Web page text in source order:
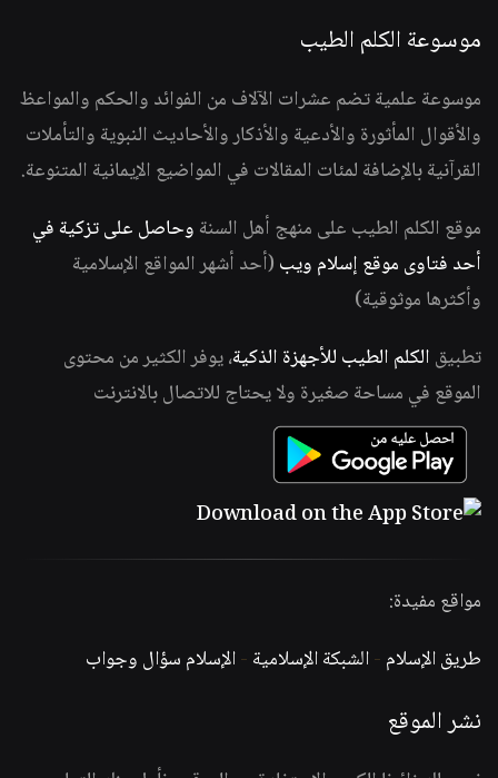
موسوعة الكلم الطيب
موسوعة علمية تضم عشرات الآلاف من الفوائد والحكم والمواعظ
والأقوال المأثورة والأدعية والأذكار والأحاديث النبوية والتأملات
القرآنية بالإضافة لمئات المقالات في المواضيع الإيمانية المتنوعة.
موقع الكلم الطيب على منهج أهل السنة وحاصل على تزكية في
أحد فتاوى موقع إسلام ويب (أحد أشهر المواقع الإسلامية
وأكثرها موثوقية)
تطبيق الكلم الطيب للأجهزة الذكية، يوفر الكثير من محتوى
الموقع في مساحة صغيرة ولا يحتاج للاتصال بالانترنت
مواقع مفيدة:
طريق الإسلام -الشبكة الإسلامية -الإسلام سؤال وجواب
نشر الموقع